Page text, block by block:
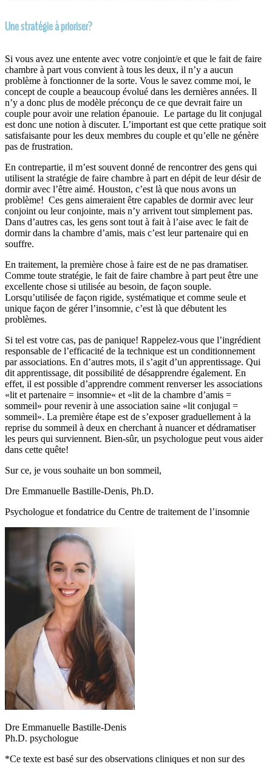
Une stratégie à prioriser?
Si vous avez une entente avec votre conjoint/e et que le fait de faire
chambre à part vous convient à tous les deux, il n’y a aucun
problème à fonctionner de la sorte. Vous le savez comme moi, le
concept de couple a beaucoup évolué dans les dernières années. Il
n’y a donc plus de modèle préconçu de ce que devrait faire un
couple pour avoir une relation épanouie. Le partage du lit conjugal
est donc une notion à discuter. L’important est que cette pratique soit
satisfaisante pour les deux membres du couple et qu’elle ne génère
pas de frustration.
En contrepartie, il m’est souvent donné de rencontrer des gens qui
utilisent la stratégie de faire chambre à part en dépit de leur désir de
dormir avec l’être aimé. Houston, c’est là que nous avons un
problème! Ces gens aimeraient être capables de dormir avec leur
conjoint ou leur conjointe, mais n’y arrivent tout simplement pas.
Dans d’autres cas, les gens sont tout à fait à l’aise avec le fait de
dormir dans la chambre d’amis, mais c’est leur partenaire qui en
souffre.
En traitement, la première chose à faire est de ne pas dramatiser.
Comme toute stratégie, le fait de faire chambre à part peut être une
excellente chose si utilisée au besoin, de façon souple.
Lorsqu’utilisée de façon rigide, systématique et comme seule et
unique façon de gérer l’insomnie, c’est là que débutent les
problèmes.
Si tel est votre cas, pas de panique! Rappelez-vous que l’ingrédient
responsable de l’efficacité de la technique est un conditionnement
par associations. En d’autres mots, il s’agit d’un apprentissage. Qui
dit apprentissage, dit possibilité de désapprendre également. En
effet, il est possible d’apprendre comment renverser les associations
«lit et partenaire = insomnie« et «lit de la chambre d’amis =
sommeil» pour revenir à une association saine «lit conjugal =
sommeil». La première étape est de s’exposer graduellement à la
reprise du sommeil à deux en cherchant à nuancer et dédramatiser
les peurs qui surviennent. Bien-sûr, un psychologue peut vous aider
dans cette quête!
Sur ce, je vous souhaite un bon sommeil,
Dre Emmanuelle Bastille-Denis, Ph.D.
Psychologue et fondatrice du Centre de traitement de l’insomnie
Dre Emmanuelle Bastille-Denis
Ph.D. psychologue
*Ce texte est basé sur des observations cliniques et non sur des